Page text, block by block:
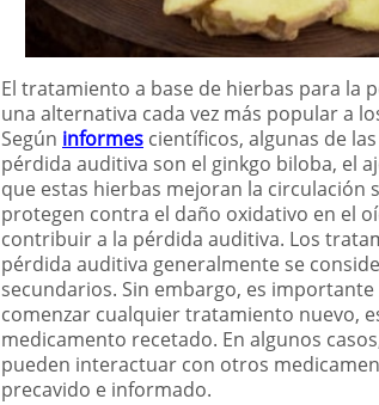
El tratamiento a base de hierbas para la
una alternativa cada vez más popular a
Según informes científicos, algunas de
pérdida auditiva son el ginkgo biloba, el
que estas hierbas mejoran la circulación
protegen contra el daño oxidativo en el
contribuir a la pérdida auditiva. Los
pérdida auditiva generalmente se
secundarios. Sin embargo, es
comenzar cualquier tratamiento nuevo,
medicamento recetado. En algunos
pueden interactuar con otros
precavido e informado.